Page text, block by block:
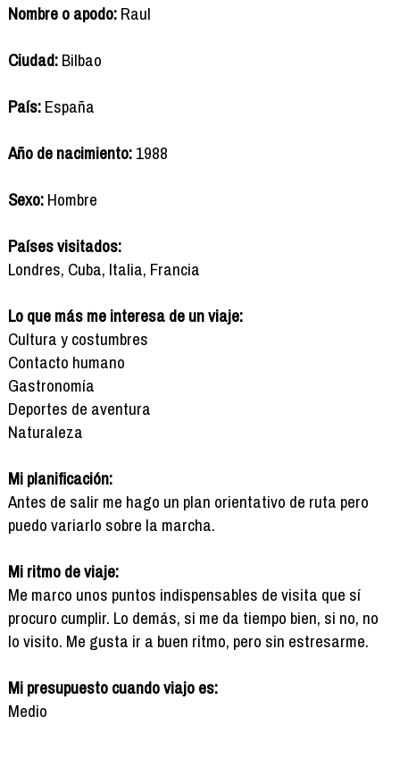
Nombre o apodo:Raul
Ciudad:Bilbao
País:España
Año de nacimiento:1988
Sexo:Hombre
Países visitados:
Londres, Cuba, Italia, Francia
Lo que más me interesa de un viaje:
Cultura y costumbres
Contacto humano
Gastronomía
Deportes de aventura
Naturaleza
Mi planificación:
Antes de salir me hago un plan orientativo de ruta pero
puedo variarlo sobre la marcha.
Mi ritmo de viaje:
Me marco unos puntos indispensables de visita que sí
procuro cumplir. Lo demás, si me da tiempo bien, si no, no
lo visito. Me gusta ir a buen ritmo, pero sin estresarme.
Mi presupuesto cuando viajo es:
Medio